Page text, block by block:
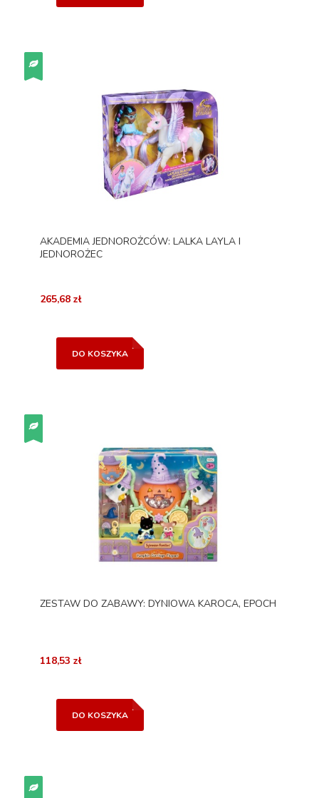
AKADEMIA JEDNOROŻCÓW: LALKA LAYLA I
JEDNOROŻEC
265,68 zł
DO KOSZYKA
ZESTAW DO ZABAWY: DYNIOWA KAROCA, EPOCH
118,53 zł
DO KOSZYKA